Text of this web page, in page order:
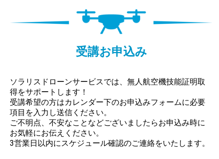
受講お申込み
ソラリスドローンサービスでは、無人航空機技能証明取
得をサポートします！
受講希望の方はカレンダー下のお申込みフォームに必要
項目を入力し送信ください。
ご不明点、不安なことなどございましたらお申込み時に
お気軽にお伝えください。
3営業日以内にスケジュール確認のご連絡をいたします。